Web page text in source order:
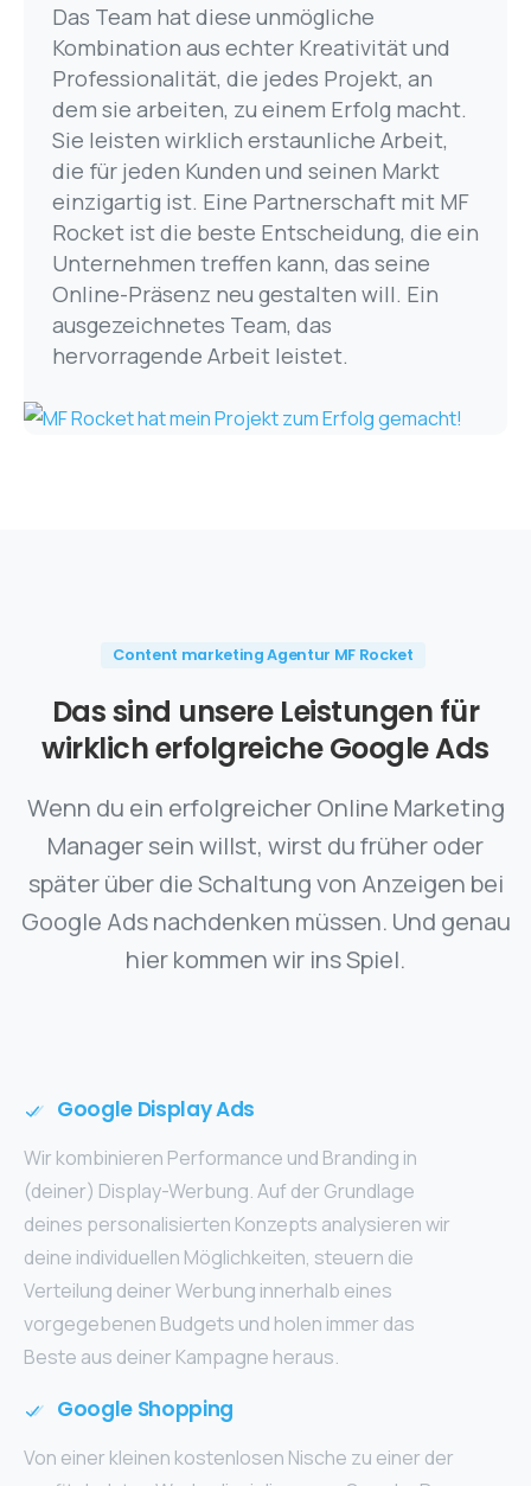
Das Team hat diese unmögliche
Kombination aus echter Kreativität und
Professionalität, die jedes Projekt, an
dem sie arbeiten, zu einem Erfolg macht.
Sie leisten wirklich erstaunliche Arbeit,
die für jeden Kunden und seinen Markt
einzigartig ist. Eine Partnerschaft mit MF
Rocket ist die beste Entscheidung, die ein
Unternehmen treffen kann, das seine
Online-Präsenz neu gestalten will. Ein
ausgezeichnetes Team, das
hervorragende Arbeit leistet.
Content marketing Agentur MF Rocket
Dassind unsere Leistungen für
wirklicherfolgreiche GoogleAds
Wenn du ein erfolgreicher Online Marketing
Manager sein willst, wirst du früher oder
später über die Schaltung von Anzeigen bei
Google Ads nachdenken müssen. Und genau
hier kommen wir ins Spiel.
Google Display Ads
Wir kombinieren Performance und Branding in
(deiner) Display-Werbung. Auf der Grundlage
deines personalisierten Konzepts analysieren wir
deine individuellen Möglichkeiten, steuern die
Verteilung deiner Werbung innerhalb eines
vorgegebenen Budgets und holen immer das
Beste aus deiner Kampagne heraus.
Google Shopping
Von einer kleinen kostenlosen Nische zu einer der